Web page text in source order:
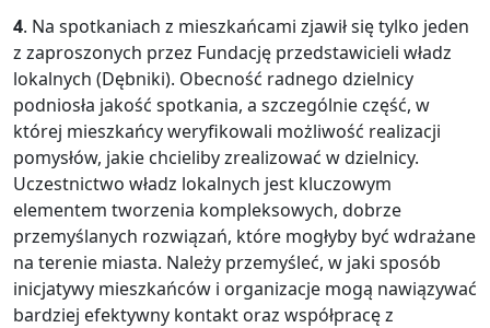
4. Na spotkaniach z mieszkańcami zjawił się tylko jeden
z zaproszonych przez Fundację przedstawicieli władz
lokalnych (Dębniki). Obecność radnego dzielnicy
podniosła jakość spotkania, a szczególnie część, w
której mieszkańcy weryfikowali możliwość realizacji
pomysłów, jakie chcieliby zrealizować w dzielnicy.
Uczestnictwo władz lokalnych jest kluczowym
elementem tworzenia kompleksowych, dobrze
przemyślanych rozwiązań, które mogłyby być wdrażane
na terenie miasta. Należy przemyśleć, w jaki sposób
inicjatywy mieszkańców i organizacje mogą nawiązywać
bardziej efektywny kontakt oraz współpracę z